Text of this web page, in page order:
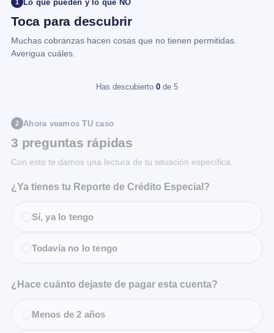
1 Lo que pueden y lo que NO
Toca para descubrir
Muchas cobranzas hacen cosas que no tienen permitidas.
Averigua cuáles.
Has descubierto 0 de 5
2 Ahora veamos TU caso
3 preguntas rápidas
Con esto te damos una lectura de tu situación específica.
¿Ya tienes tu Reporte de Crédito Especial?
Sí, ya lo tengo
Todavía no lo tengo
¿Hace cuánto dejaste de pagar esta cuenta?
Menos de 2 años